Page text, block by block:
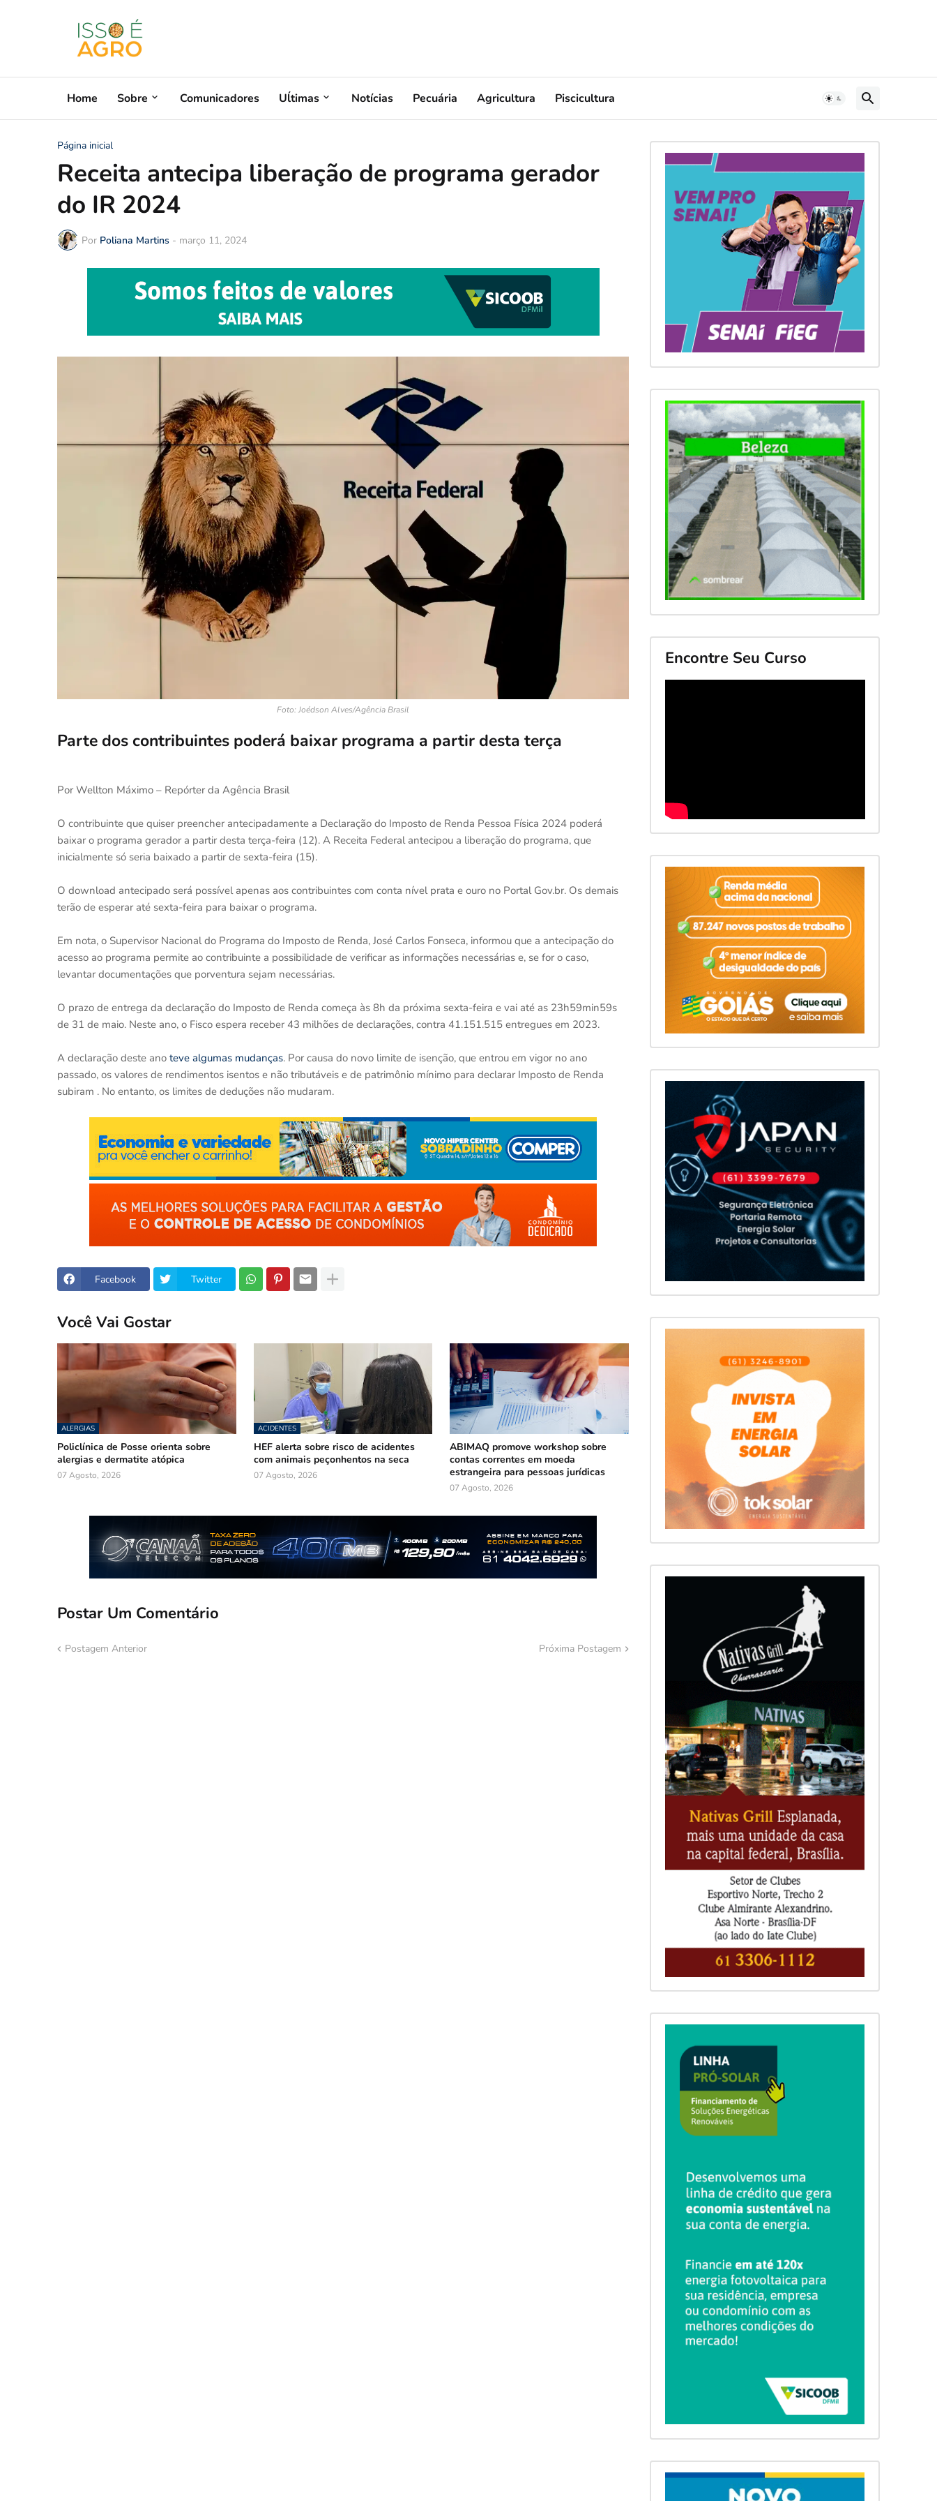
Home Sobre Comunicadores Uĺtimas Notícias Pecuária Agricultura Piscicultura
Página inicial
Receita antecipa liberação de programa gerador
do IR 2024
Por Poliana Martins - março 11, 2024
Foto: Joédson Alves/Agência Brasil
Parte dos contribuintes poderá baixar programa a partir desta terça
Por Wellton Máximo – Repórter da Agência Brasil
O contribuinte que quiser preencher antecipadamente a Declaração do Imposto de Renda Pessoa Física 2024 poderá
baixar o programa gerador a partir desta terça-feira (12). A Receita Federal antecipou a liberação do programa, que
inicialmente só seria baixado a partir de sexta-feira (15).
O download antecipado será possível apenas aos contribuintes com conta nível prata e ouro no Portal Gov.br. Os demais
terão de esperar até sexta-feira para baixar o programa.
Em nota, o Supervisor Nacional do Programa do Imposto de Renda, José Carlos Fonseca, informou que a antecipação do
acesso ao programa permite ao contribuinte a possibilidade de verificar as informações necessárias e, se for o caso,
levantar documentações que porventura sejam necessárias.
O prazo de entrega da declaração do Imposto de Renda começa às 8h da próxima sexta-feira e vai até as 23h59min59s
de 31 de maio. Neste ano, o Fisco espera receber 43 milhões de declarações, contra 41.151.515 entregues em 2023.
A declaração deste ano teve algumas mudanças. Por causa do novo limite de isenção, que entrou em vigor no ano
passado, os valores de rendimentos isentos e não tributáveis e de patrimônio mínimo para declarar Imposto de Renda
subiram . No entanto, os limites de deduções não mudaram.
Facebook Twitter
Você Vai Gostar
ALERGIAS
Policlínica de Posse orienta sobre
alergias e dermatite atópica
07 Agosto, 2026
ACIDENTES
HEF alerta sobre risco de acidentes
com animais peçonhentos na seca
07 Agosto, 2026
ABIMAQ promove workshop sobre
contas correntes em moeda
estrangeira para pessoas jurídicas
07 Agosto, 2026
Postar Um Comentário
Postagem Anterior Próxima Postagem
Encontre Seu Curso